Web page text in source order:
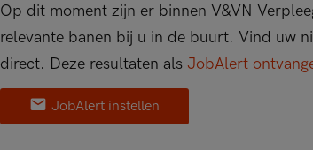
Op dit moment zijn er binnen V&VN
relevante banen bij u in de buurt. Vind uw
direct. Deze resultaten als JobAlert
JobAlert instellen